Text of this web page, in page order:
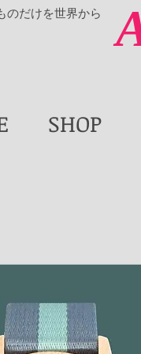
のだけを世界から
SHOP